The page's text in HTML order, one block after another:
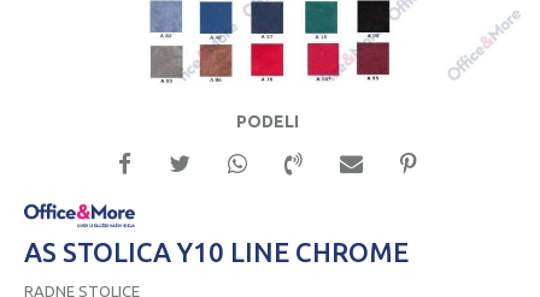
PODELI
AS STOLICA Y10 LINE CHROME
RADNE STOLICE